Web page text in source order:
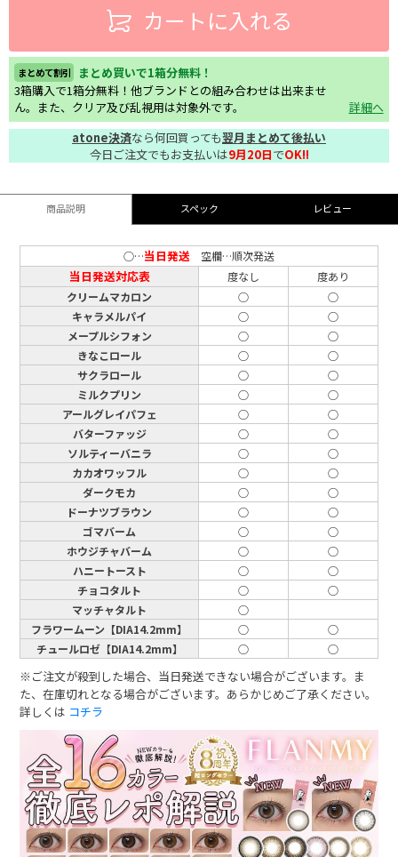
カートに入れる
まとめて割引
まとめ買いで1箱分無料！
3箱購入で1箱分無料！他ブランドとの組み合わせは出来ませ
ん。また、クリア及び乱視用は対象外です。
詳細へ
atone決済なら何回買っても翌月まとめて後払い
今日ご注文でもお支払いは9月20日でOK!!
商品説明 スペック レビュー
○…当日発送 空欄…順次発送
当日発送対応表 度なし
度あり
クリームマカロン
○
○
キャラメルパイ
○
○
メープルシフォン
○
○
きなこロール
○
○
サクラロール
○
○
ミルクプリン
○
○
アールグレイパフェ
○
○
バターファッジ
○
○
ソルティーバニラ
○
○
カカオワッフル
○
○
ダークモカ
○
○
ドーナツブラウン
○
○
ゴマバーム
○
○
ホウジチャバーム
○
○
ハニートースト
○
○
チョコタルト
○
○
マッチャタルト
○
フラワームーン【DIA14.2mm】
○
○
チュールロゼ【DIA14.2mm】
○ ○
※ご注文が殺到した場合、当日発送できない場合がございます。ま
た、在庫切れとなる場合がございます。あらかじめご了承ください。
詳しくは コチラ